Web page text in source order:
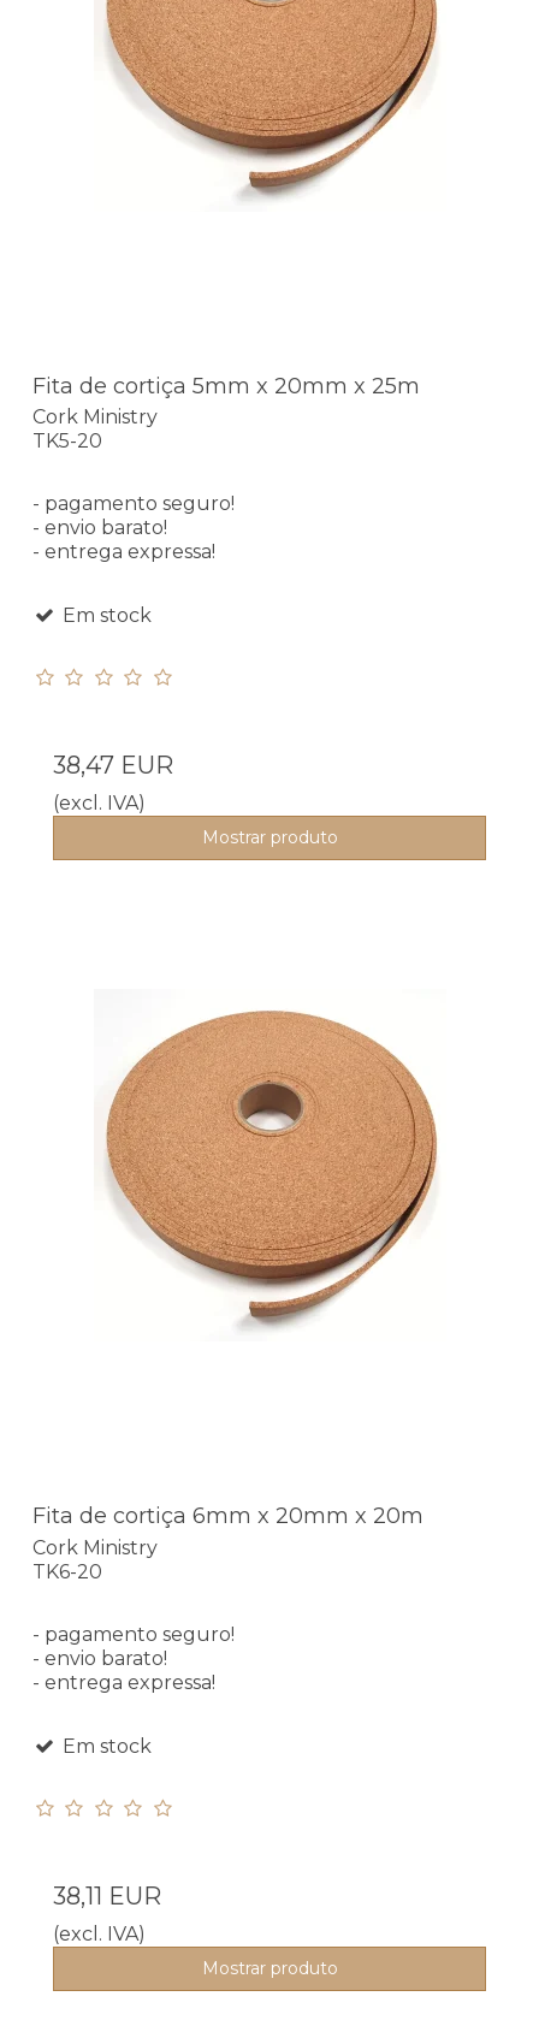
Fita de cortiça 5mm x 20mm x 25m
Cork Ministry
TK5-20
- pagamento seguro!
- envio barato!
- entrega expressa!
Em stock
38,47 EUR
(excl. IVA)
Mostrar produto
Fita de cortiça 6mm x 20mm x 20m
Cork Ministry
TK6-20
- pagamento seguro!
- envio barato!
- entrega expressa!
Em stock
38,11 EUR
(excl. IVA)
Mostrar produto